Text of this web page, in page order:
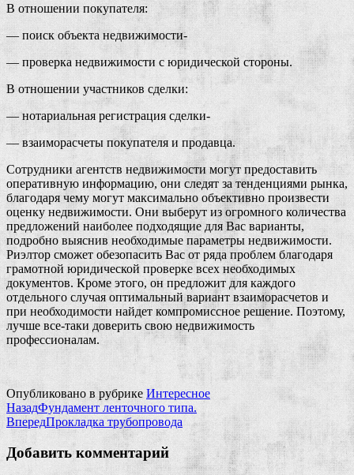
В отношении покупателя:
— поиск объекта недвижимости-
— проверка недвижимости с юридической стороны.
В отношении участников сделки:
— нотариальная регистрация сделки-
— взаиморасчеты покупателя и продавца.
Сотрудники агентств недвижимости могут предоставить
оперативную информацию, они следят за тенденциями рынка,
благодаря чему могут максимально объективно произвести
оценку недвижимости. Они выберут из огромного количества
предложений наиболее подходящие для Вас варианты,
подробно выяснив необходимые параметры недвижимости.
Риэлтор сможет обезопасить Вас от ряда проблем благодаря
грамотной юридической проверке всех необходимых
документов. Кроме этого, он предложит для каждого
отдельного случая оптимальный вариант взаиморасчетов и
при необходимости найдет компромиссное решение. Поэтому,
лучше все-таки доверить свою недвижимость
профессионалам.
Опубликовано в рубрике Интересное
НазадФундамент ленточного типа.
ВпередПрокладка трубопровода
Добавить комментарий